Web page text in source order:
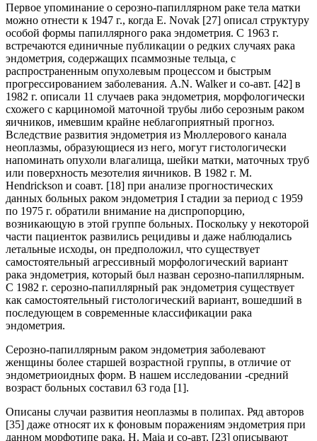
Первое упоминание о серозно-папиллярном раке тела матки
можно отнести к 1947 г., когда E. Novak [27] описал структуру
особой формы папиллярного рака эндометрия. С 1963 г.
встречаются единичные публикации о редких случаях рака
эндометрия, содержащих псаммозные тельца, с
распространенным опухолевым процессом и быстрым
прогрессированием заболевания. A.N. Walker и со-авт. [42] в
1982 г. описали 11 случаев рака эндометрия, морфологически
схожего с карциномой маточной трубы либо серозным раком
яичников, имевшим крайне неблагоприятный прогноз.
Вследствие развития эндометрия из Мюллерового канала
неоплазмы, образующиеся из него, могут гистологически
напоминать опухоли влагалища, шейки матки, маточных труб
или поверхность мезотелия яичников. В 1982 г. M.
Hendrickson и соавт. [18] при анализе прогностических
данных больных раком эндометрия I стадии за период с 1959
по 1975 г. обратили внимание на диспропорцию,
возникающую в этой группе больных. Поскольку у некоторой
части пациенток развились рецидивы и даже наблюдались
летальные исходы, он предположил, что существует
самостоятельный агрессивный морфологический вариант
рака эндометрия, который был назван серозно-папиллярным.
С 1982 г. серозно-папиллярный рак эндометрия существует
как самостоятельный гистологический вариант, вошедший в
последующем в современные классификации рака
эндометрия.
Серозно-папиллярным раком эндометрия заболевают
женщины более старшей возрастной группы, в отличие от
эндометриоидных форм. В нашем исследовании -средний
возраст больных составил 63 года [1].
Описаны случаи развития неоплазмы в полипах. Ряд авторов
[35] даже относят их к фоновым поражениям эндометрия при
данном морфотипе рака. H. Maia и со-авт. [23] описывают